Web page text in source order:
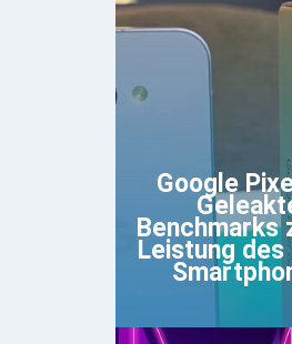
Google
Benchmarks
Leistung des